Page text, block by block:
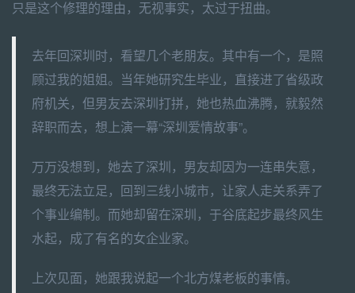
只是这个修理的理由，无视事实，太过于扭曲。
去年回深圳时，看望几个老朋友。其中有一个，是照
顾过我的姐姐。当年她研究生毕业，直接进了省级政
府机关，但男友去深圳打拼，她也热血沸腾，就毅然
辞职而去，想上演一幕“深圳爱情故事”。
万万没想到，她去了深圳，男友却因为一连串失意，
最终无法立足，回到三线小城市，让家人走关系弄了
个事业编制。而她却留在深圳，于谷底起步最终风生
水起，成了有名的女企业家。
上次见面，她跟我说起一个北方煤老板的事情。